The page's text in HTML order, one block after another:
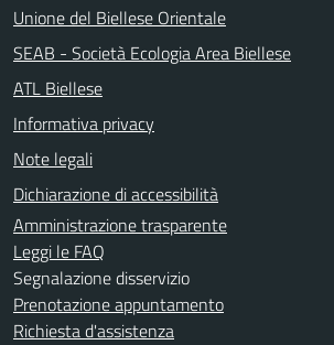
Unione del Biellese Orientale
SEAB - Società Ecologia Area Biellese
ATL Biellese
Informativa privacy
Note legali
Dichiarazione di accessibilità
Amministrazione trasparente
Leggi le FAQ
Segnalazione disservizio
Prenotazione appuntamento
Richiesta d'assistenza